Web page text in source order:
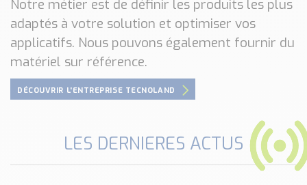
Notre métier est de définir les produits les plus
adaptés à votre solution et optimiser vos
applicatifs. Nous pouvons également fournir du
matériel sur référence.
DÉCOUVRIR L'ENTREPRISE TECNOLAND
LES DERNIERES ACTUS